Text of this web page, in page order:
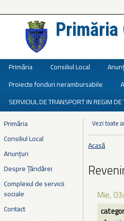
Primăria
Primăria Consiliul Local
Proiecte fonduri nerambursabile
SERVICIUL DE TRANSPORT IN REGIM DE
Primăria
Consiliul Local
Anunțuri
Despre Țăndărei
Complexul de servicii
sociale
Contact
Vezi toate
Eşti aici
Acasă
Mie,